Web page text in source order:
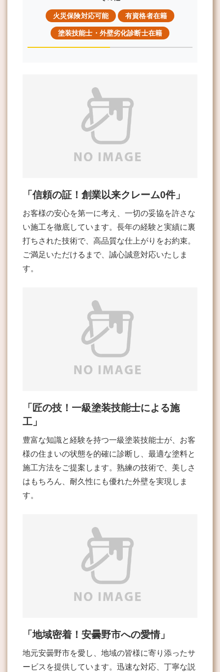
火災保険対応可能 有資格者在籍
塗装技能士・外壁劣化診断士在籍
「信頼の証！創業以来クレーム0件」
お客様の安心を第一に考え、一切の妥協を許さな
い施工を徹底しています。長年の経験と実績に裏
打ちされた技術で、高品質な仕上がりをお約束。
ご満足いただけるまで、誠心誠意対応いたしま
す。
「匠の技！一級塗装技能士による施
工」
豊富な知識と経験を持つ一級塗装技能士が、お客
様の住まいの状態を的確に診断し、最適な塗料と
施工方法をご提案します。熟練の技術で、美しさ
はもちろん、耐久性にも優れた外壁を実現しま
す。
「地域密着！安曇野市への愛情」
地元安曇野市を愛し、地域の皆様に寄り添ったサ
ービスを提供しています。迅速な対応、丁寧な説